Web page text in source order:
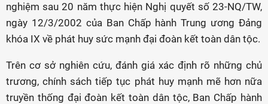
nghiệm sau 20 năm thực hiện Nghị quyết số 23-NQ/TW,
ngày 12/3/2002 của Ban Chấp hành Trung ương Đảng
khóa IX về phát huy sức mạnh đại đoàn kết toàn dân tộc.
Trên cơ sở nghiên cứu, đánh giá xác định rõ những chủ
trương, chính sách tiếp tục phát huy mạnh mẽ hơn nữa
truyền thống đại đoàn kết toàn dân tộc, Ban Chấp hành